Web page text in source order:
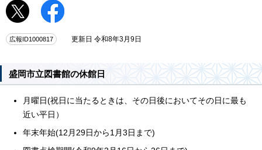
広報ID1000817 更新日 令和8年3月9日
盛岡市立図書館の休館日
月曜日(祝日に当たるときは、その日後においてその日に最も
近い平日）
年末年始(12月29日から1月3日まで)